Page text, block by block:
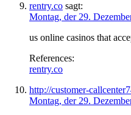
rentry.co sagt:
Montag, der 29.
us online casinos that
References:
rentry.co
http://customer-
Montag, der 29.